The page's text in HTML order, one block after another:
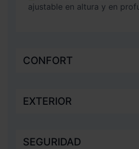
ajustable en altura y en
CONFORT
EXTERIOR
SEGURIDAD